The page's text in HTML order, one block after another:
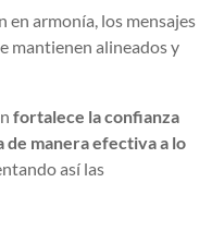
armonía, los mensajes
mantienen alineados y
fortalece la confianza
de manera efectiva a lo
así las